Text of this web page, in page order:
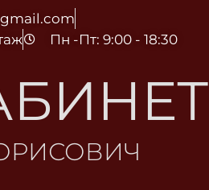
Пн -Пт: 9:00 - 18:30